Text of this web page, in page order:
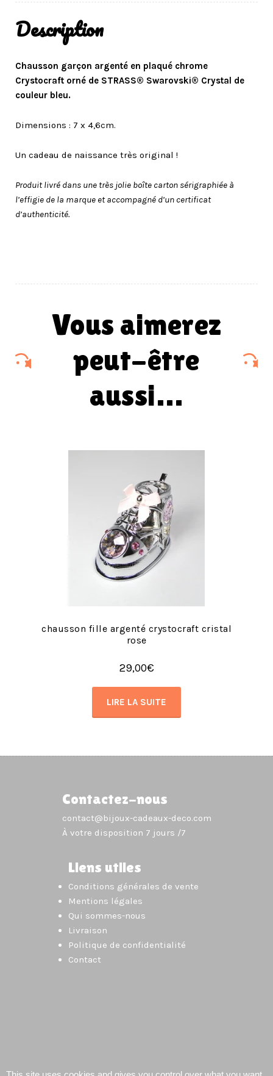
Description
Chausson garçon argenté en plaqué chrome
Crystocraft orné de STRASS® Swarovski® Crystal de
couleur bleu.
Dimensions : 7 x 4,6cm.
Un cadeau de naissance très original !
Produit livré dans une très jolie boîte carton sérigraphiée à
l’effigie de la marque et accompagné d’un certificat
d’authenticité.
vous aimerez
peut-être
aussi…
chausson fille argenté crystocraft cristal
rose
29,00€
LIRE LA SUITE
Contactez-nous
contact@bijoux-cadeaux-deco.com
À votre disposition 7 jours /7
Liens utiles
Conditions générales de vente
Mentions légales
Qui sommes-nous
Livraison
Politique de confidentialité
Contact